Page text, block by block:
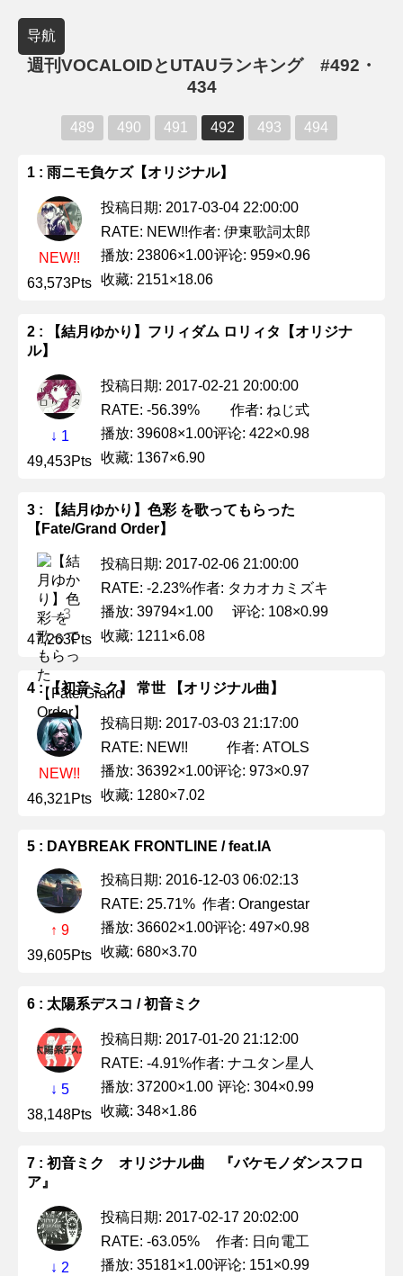
导航
週刊VOCALOIDとUTAUランキング #492・
434
489 490 491 492 493 494
1 : 雨ニモ負ケズ【オリジナル】
NEW!!
63,573Pts
投稿日期: 2017-03-04 22:00:00
RATE: NEW!!作者: 伊東歌詞太郎
播放: 23806×1.00评论: 959×0.96
收藏: 2151×18.06
2 : 【結月ゆかり】フリィダム ロリィタ【オリジナ
ル】
↓ 1
49,453Pts
投稿日期: 2017-02-21 20:00:00
RATE: -56.39%
作者: ねじ式
播放: 39608×1.00评论: 422×0.98
收藏: 1367×6.90
3 : 【結月ゆかり】色彩 を歌ってもらった
【Fate/Grand Order】
→3
47,263Pts
投稿日期: 2017-02-06 21:00:00
RATE: -2.23%作者: タカオカミズキ
播放: 39794×1.00
评论: 108×0.99
收藏: 1211×6.08
4 : 【初音ミク】 常世 【オリジナル曲】
NEW!!
46,321Pts
投稿日期: 2017-03-03 21:17:00
RATE: NEW!!
作者: ATOLS
播放: 36392×1.00评论: 973×0.97
收藏: 1280×7.02
5 : DAYBREAK FRONTLINE / feat.IA
↑ 9
39,605Pts
投稿日期: 2016-12-03 06:02:13
RATE: 25.71% 作者: Orangestar
播放: 36602×1.00评论: 497×0.98
收藏: 680×3.70
6 : 太陽系デスコ / 初音ミク
↓ 5
38,148Pts
投稿日期: 2017-01-20 21:12:00
RATE: -4.91%作者: ナユタン星人
播放: 37200×1.00 评论: 304×0.99
收藏: 348×1.86
7 : 初音ミク オリジナル曲 『バケモノダンスフロ
ア』
↓ 2
投稿日期: 2017-02-17 20:02:00
RATE: -63.05%
作者: 日向電工
播放: 35181×1.00评论: 151×0.99